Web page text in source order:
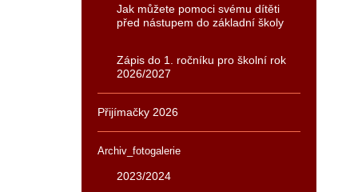
Jak můžete pomoci svému dítěti
před nástupem do základní školy
Zápis do 1. ročníku pro školní rok
2026/2027
Přijímačky 2026
Archiv_fotogalerie
2023/2024